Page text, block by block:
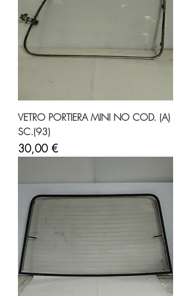
VETRO PORTIERA MINI NO COD. (A)
SC.(93)
Prezzo
30,00 €